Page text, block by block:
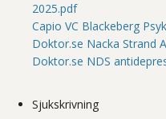
2025.pdf
Capio VC Blackeberg
Doktor.se Nacka Strand
Doktor.se NDS
Sjukskrivning